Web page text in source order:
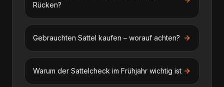
Rücken?
Gebrauchten Sattel kaufen – worauf achten?
Warum der Sattelcheck im Frühjahr wichtig ist